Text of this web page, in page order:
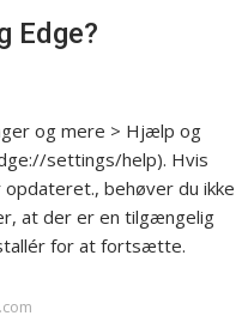
Edge?
og mere > Hjælp og
settings/help). Hvis
behøver du ikke
at der er en tilgængelig
for at fortsætte.